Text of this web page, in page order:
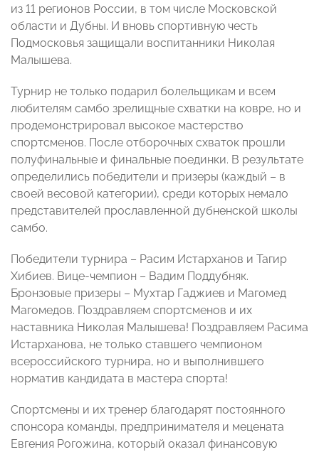
из 11 регионов России, в том числе Московской
области и Дубны. И вновь спортивную честь
Подмосковья защищали воспитанники Николая
Малышева.
Турнир не только подарил болельщикам и всем
любителям самбо зрелищные схватки на ковре, но и
продемонстрировал высокое мастерство
спортсменов. После отборочных схваток прошли
полуфинальные и финальные поединки. В результате
определились победители и призеры (каждый – в
своей весовой категории), среди которых немало
представителей прославленной дубненской школы
самбо.
Победители турнира – Расим Истарханов и Тагир
Хибиев. Вице-чемпион – Вадим Поддубняк.
Бронзовые призеры – Мухтар Гаджиев и Магомед
Магомедов. Поздравляем спортсменов и их
наставника Николая Малышева! Поздравляем Расима
Истарханова, не только ставшего чемпионом
всероссийского турнира, но и выполнившего
норматив кандидата в мастера спорта!
Спортсмены и их тренер благодарят постоянного
спонсора команды, предпринимателя и мецената
Евгения Рогожина, который оказал финансовую